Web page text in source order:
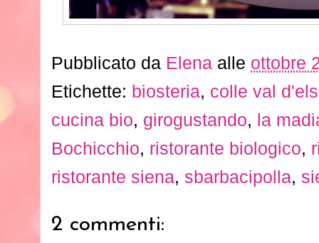
Pubblicato da Elena alle ottobre
Etichette: biosteria, colle val
cucina bio, girogustando, la
Bochicchio, ristorante biologico,
ristorante siena, sbarbacipolla,
2 commenti: